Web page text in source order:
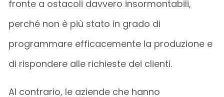
fronte a ostacoli davvero insormontabili,
perché non è più stato in grado di
programmare efficacemente la produzione e
di rispondere alle richieste dei clienti.
Al contrario, le aziende che hanno